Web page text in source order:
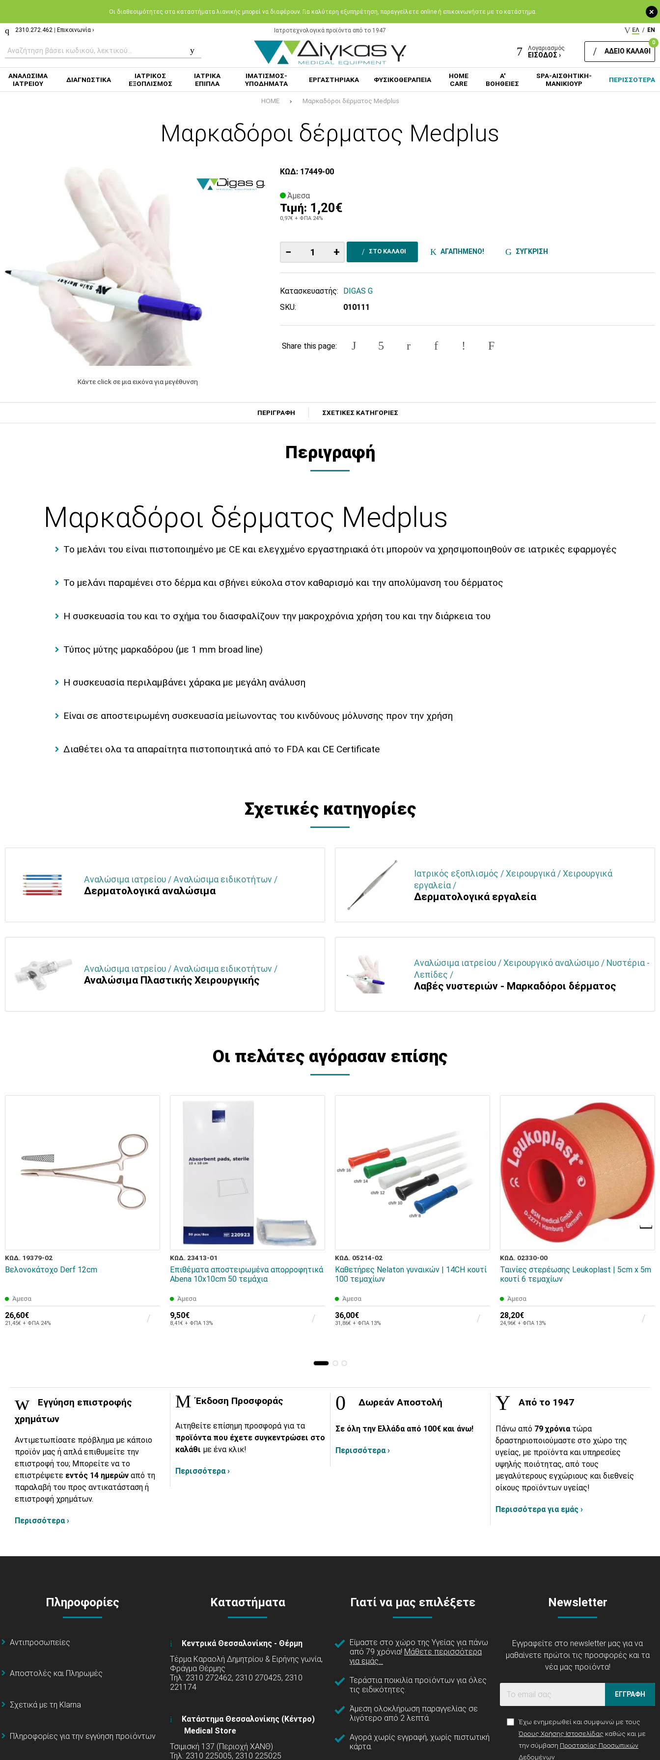
+
Oι διαθεσιμότητες στα καταστήματα λιανικής μπορεί να διαφέρουν. Για καλύτερη εξυπηρέτηση, παραγγείλετε online ή επικοινωνήστε με το κατάστημα.
2310.272.462 Επικοινωνία › Ιατροτεχνολογικά προϊόντα από το 1947 ΕΛ / EN
Λογαριασμός
ΕΙΣΟΔΟΣ ›
0
ΑΔΕΙΟ ΚΑΛΑΘΙ
ΑΝΑΛΩΣΙΜΑ
ΙΑΤΡΕΙΟΥ
ΔΙΑΓΝΩΣΤΙΚΑ
ΙΑΤΡΙΚΟΣ
ΕΞΟΠΛΙΣΜΟΣ
ΙΑΤΡΙΚΑ
ΕΠΙΠΛΑ
ΙΜΑΤΙΣΜΟΣ-
ΥΠΟΔΗΜΑΤΑ
ΕΡΓΑΣΤΗΡΙΑΚΑ ΦΥΣΙΚΟΘΕΡΑΠΕΙΑ
HOME
CARE
Α'
ΒΟΗΘΕΙΕΣ
SPA-ΑΙΣΘΗΤΙΚΗ-
ΜΑΝΙΚΙΟΥΡ
ΠΕΡΙΣΣΟΤΕΡΑ
HOME Μαρκαδόροι δέρματος Medplus
Μαρκαδόροι δέρματος Medplus
Κάντε click σε μια εικόνα για μεγέθυνση
ΚΩΔ: 17449-00
Άμεσα
Τιμή: 1,20€
0,97€ + ΦΠΑ 24%
− + ΣΤΟ ΚΑΛΑΘΙ ΑΓΑΠΗΜΕΝΟ! ΣΥΓΚΡΙΣΗ
Κατασκευαστής:
DIGAS G
SKU:
010111
Share this page:
ΠΕΡΙΓΡΑΦΗ ΣΧΕΤΙΚΕΣ ΚΑΤΗΓΟΡΙΕΣ
Περιγραφή
Μαρκαδόροι δέρματος Medplus
Το μελάνι του είναι πιστοποιημένο με CE και ελεγχμένο εργαστηριακά ότι μπορούν να χρησιμοποιηθούν σε ιατρικές εφαρμογές
Το μελάνι παραμένει στο δέρμα και σβήνει εύκολα στον καθαρισμό και την απολύμανση του δέρματος
Η συσκευασία του και το σχήμα του διασφαλίζουν την μακροχρόνια χρήση του και την διάρκεια του
Τύπος μύτης μαρκαδόρου (με 1 mm broad line)
Η συσκευασία περιλαμβάνει χάρακα με μεγάλη ανάλυση
Είναι σε αποστειρωμένη συσκευασία μείωνοντας του κινδύνους μόλυνσης προν την χρήση
Διαθέτει ολα τα απαραίτητα πιστοποιητικά από το FDA και CE Certificate
Σχετικές κατηγορίες
Αναλώσιμα ιατρείου / Αναλώσιμα ειδικοτήτων /
Δερματολογικά αναλώσιμα
Ιατρικός εξοπλισμός / Χειρουργικά / Χειρουργικά
εργαλεία /
Δερματολογικά εργαλεία
Αναλώσιμα ιατρείου / Αναλώσιμα ειδικοτήτων /
Αναλώσιμα Πλαστικής Χειρουργικής
Αναλώσιμα ιατρείου / Χειρουργικό αναλώσιμο / Νυστέρια -
Λεπίδες /
Λαβές νυστεριών - Μαρκαδόροι δέρματος
Οι πελάτες αγόρασαν επίσης
ΚΩΔ. 19379-02
Βελονοκάτοχο Derf 12cm
Άμεσα
26,60€
21,45€ + ΦΠΑ 24%
ΚΩΔ. 23413-01
Επιθέματα αποστειρωμένα απορροφητικά
Abena 10x10cm 50 τεμάχια
Άμεσα
9,50€
8,41€ + ΦΠΑ 13%
ΚΩΔ. 05214-02
Καθετήρες Nelaton γυναικών | 14CH κουτί
100 τεμαχίων
Άμεσα
36,00€
31,86€ + ΦΠΑ 13%
ΚΩΔ. 02330-00
Ταινίες στερέωσης Leukoplast | 5cm x 5m
κουτί 6 τεμαχίων
Άμεσα
28,20€
24,96€ + ΦΠΑ 13%
Εγγύηση επιστροφής
χρημάτων
Αντιμετωπίσατε πρόβλημα με κάποιο
προϊόν μας ή απλά επιθυμείτε την
επιστροφή του; Μπορείτε να το
επιστρέψετε εντός 14 ημερών από τη
παραλαβή του προς αντικατάσταση ή
επιστροφή χρημάτων.
Περισσότερα ›
Έκδοση Προσφοράς
Αιτηθείτε επίσημη προσφορά για τα
προϊόντα που έχετε συγκεντρώσει στο
καλάθι με ένα κλικ!
Περισσότερα ›
Δωρεάν Αποστολή
Σε όλη την Ελλάδα από 100€ και άνω!
Περισσότερα ›
Από το 1947
Πάνω από 79 χρόνια τώρα
δραστηριοποιούμαστε στο χώρο της
υγείας, με προϊόντα και υπηρεσίες
υψηλής ποιότητας, από τους
μεγαλύτερους εγχώριους και διεθνείς
οίκους προϊόντων υγείας!
Περισσότερα για εμάς ›
Πληροφορίες
Αντιπροσωπείες
Αποστολές και Πληρωμές
Σχετικά με τη Klarna
Πληροφορίες για την εγγύηση προϊόντων
Καταστήματα
Κεντρικά Θεσσαλονίκης - Θέρμη
Τέρμα Καραολή Δημητρίου & Ειρήνης γωνία,
Φράγμα Θέρμης
Τηλ: 2310 272462, 2310 270425, 2310
221174
Κατάστημα Θεσσαλονίκης (Κέντρο)
Medical Store
Τσιμισκή 137 (Περιοχή ΧΑΝΘ)
Τηλ: 2310 225005, 2310 225025
Γιατί να μας επιλέξετε
Είμαστε στο χώρο της Υγείας για πάνω
από 79 χρόνια! Μάθετε περισσότερα
για εμάς...
Τεράστια ποικιλία προϊόντων για όλες
τις ειδικότητες.
Άμεση ολοκλήρωση παραγγελίας σε
λιγότερο από 2 λεπτά.
Αγορά χωρίς εγγραφή, χωρίς πιστωτική
κάρτα.
Newsletter
Εγγραφείτε στο newsletter μας για να
μαθαίνετε πρώτοι τις προσφορές και τα
νέα μας προϊόντα!
ΕΓΓΡΑΦΗ
Έχω ενημερωθεί και συμφωνώ με τους
Όρους Χρήσης Ιστοσελίδας καθώς και με
την σύμβαση Προστασίας Προσωπικών
Δεδομένων